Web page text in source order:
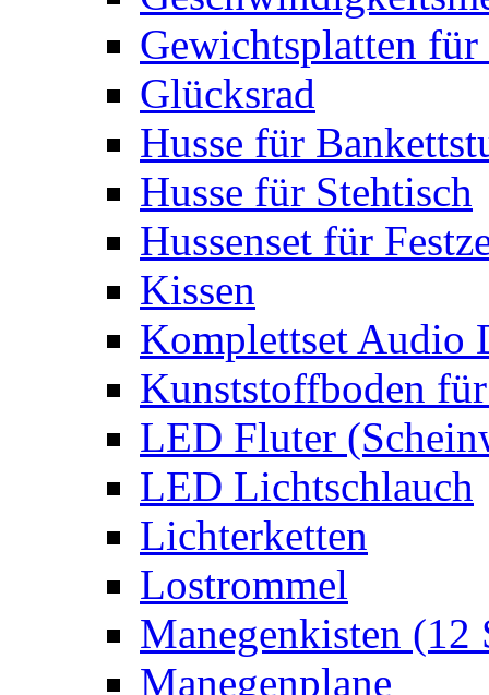
Gewichtsplatten für
Glücksrad
Husse für
Husse für Stehtisch
Hussenset für
Kissen
Komplettset Audio
Kunststoffboden
LED Fluter
LED Lichtschlauch
Lichterketten
Lostrommel
Manegenkisten (12
Manegenplane